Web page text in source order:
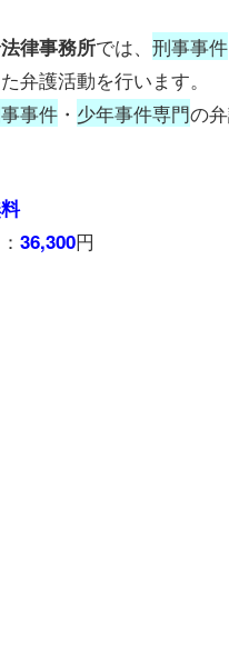
律事務所では、 刑事事件
弁護活動を行います。
事件 ・ 少年事件専門の
36,300円